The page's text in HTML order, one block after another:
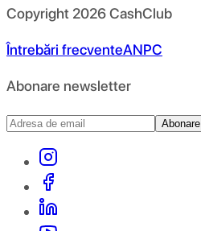
Copyright 2026CashClub
Întrebări frecventeANPC
Abonare newsletter
Abonare